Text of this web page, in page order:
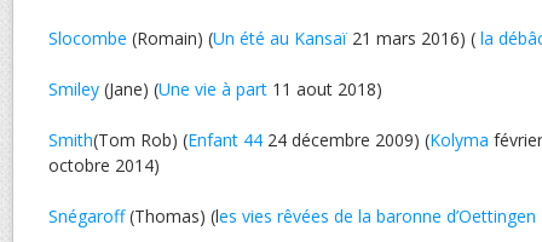
Slocombe (Romain) (Un été au Kansaï 21 mars 2016) ( la
Smiley (Jane) (Une vie à part 11 aout 2018)
Smith(Tom Rob) (Enfant 44 24 décembre 2009) (Kolyma
octobre 2014)
Snégaroff(Thomas) (les vies rêvées de la baronne d’Oettingen